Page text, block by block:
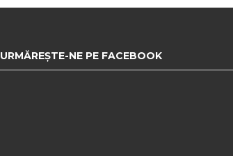
URMĂREȘTE-NE PE FACEBOOK